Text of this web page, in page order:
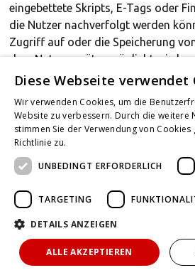
eingebettete Skripts, E-Tags oder
die Nutzer nachverfolgt werden
Zugriff auf oder die Speicherung
dem Nutzergerät ermöglicht wird.
Rechtlicher Hinweis
Diese Datenschutzerklärung
auf diese Anwendung, sofern in
Letzte Aktualisierung: 1. September
Diese Webseite verwendet
Wir verwenden Cookies, um die
Website zu verbessern. Durch die weitere
stimmen Sie der Verwendung von
Richtlinie zu.
UNBEDINGT ERFORDERLICH
TARGETING
DETAILS ANZEIGEN
ALLE AKZEPTIEREN